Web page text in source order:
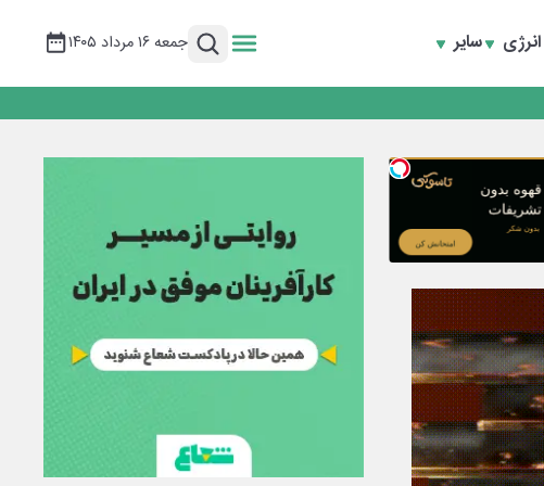
انرژی سایر جمعه ۱۶ مرداد ۱۴۰۵